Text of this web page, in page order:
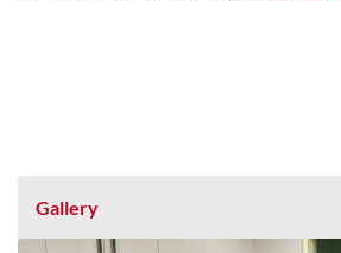
Gallery